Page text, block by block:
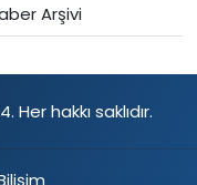
Arşivi
hakkı saklıdır.